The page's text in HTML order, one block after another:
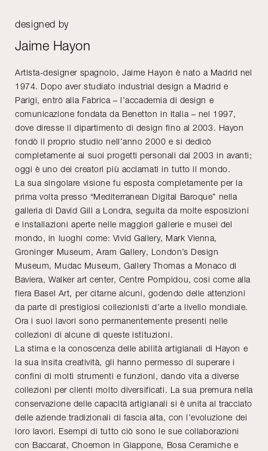
designed by
Jaime Hayon
Artista-designer spagnolo, Jaime Hayon è nato a Madrid nel
1974. Dopo aver studiato industrial design a Madrid e
Parigi, entrò alla Fabrica – l’accademia di design e
comunicazione fondata da Benetton in Italia – nel 1997,
dove diresse il dipartimento di design fino al 2003. Hayon
fondò il proprio studio nell’anno 2000 e si dedicò
completamente ai suoi progetti personali dal 2003 in avanti;
oggi è uno dei creatori più acclamati in tutto il mondo.
La sua singolare visione fu esposta completamente per la
prima volta presso “Mediterranean Digital Baroque” nella
galleria di David Gill a Londra, seguita da molte esposizioni
e installazioni aperte nelle maggiori gallerie e musei del
mondo, in luoghi come: Vivid Gallery, Mark Vienna,
Groninger Museum, Aram Gallery, London’s Design
Museum, Mudac Museum, Gallery Thomas a Monaco di
Baviera, Walker art center, Centre Pompidou, cosi come alla
fiera Basel Art, per citarne alcuni, godendo delle attenzioni
da parte di prestigiosi collezionisti d’arte a livello mondiale.
Ora i suoi lavori sono permanentemente presenti nelle
collezioni di alcune di queste istituzioni.
La stima e la conoscenza delle abilità artigianali di Hayon e
la sua insita creatività, gli hanno permesso di superare i
confini di molti strumenti e funzioni, dando vita a diverse
collezioni per clienti molto diversificati. La sua premura nella
conservazione delle capacità artigianali si è unita al tracciato
delle aziende tradizionali di fascia alta, con l’evoluzione dei
loro lavori. Esempi di tutto ciò sono le sue collaborazioni
con Baccarat, Choemon in Giappone, Bosa Ceramiche e